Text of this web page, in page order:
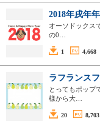
2018年戌年
オーソドックス
の0…
1 4,668
ラフランス
とってもポップ
様から大…
20 8,703